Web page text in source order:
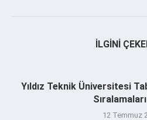
İLGINI
Yıldız Teknik Üniversitesi
12 Temmuz